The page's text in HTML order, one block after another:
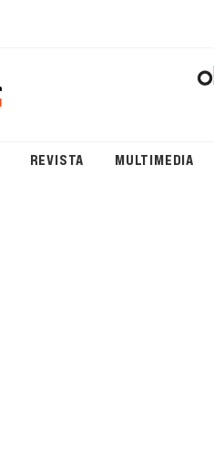
REVISTA MULTIMEDIA